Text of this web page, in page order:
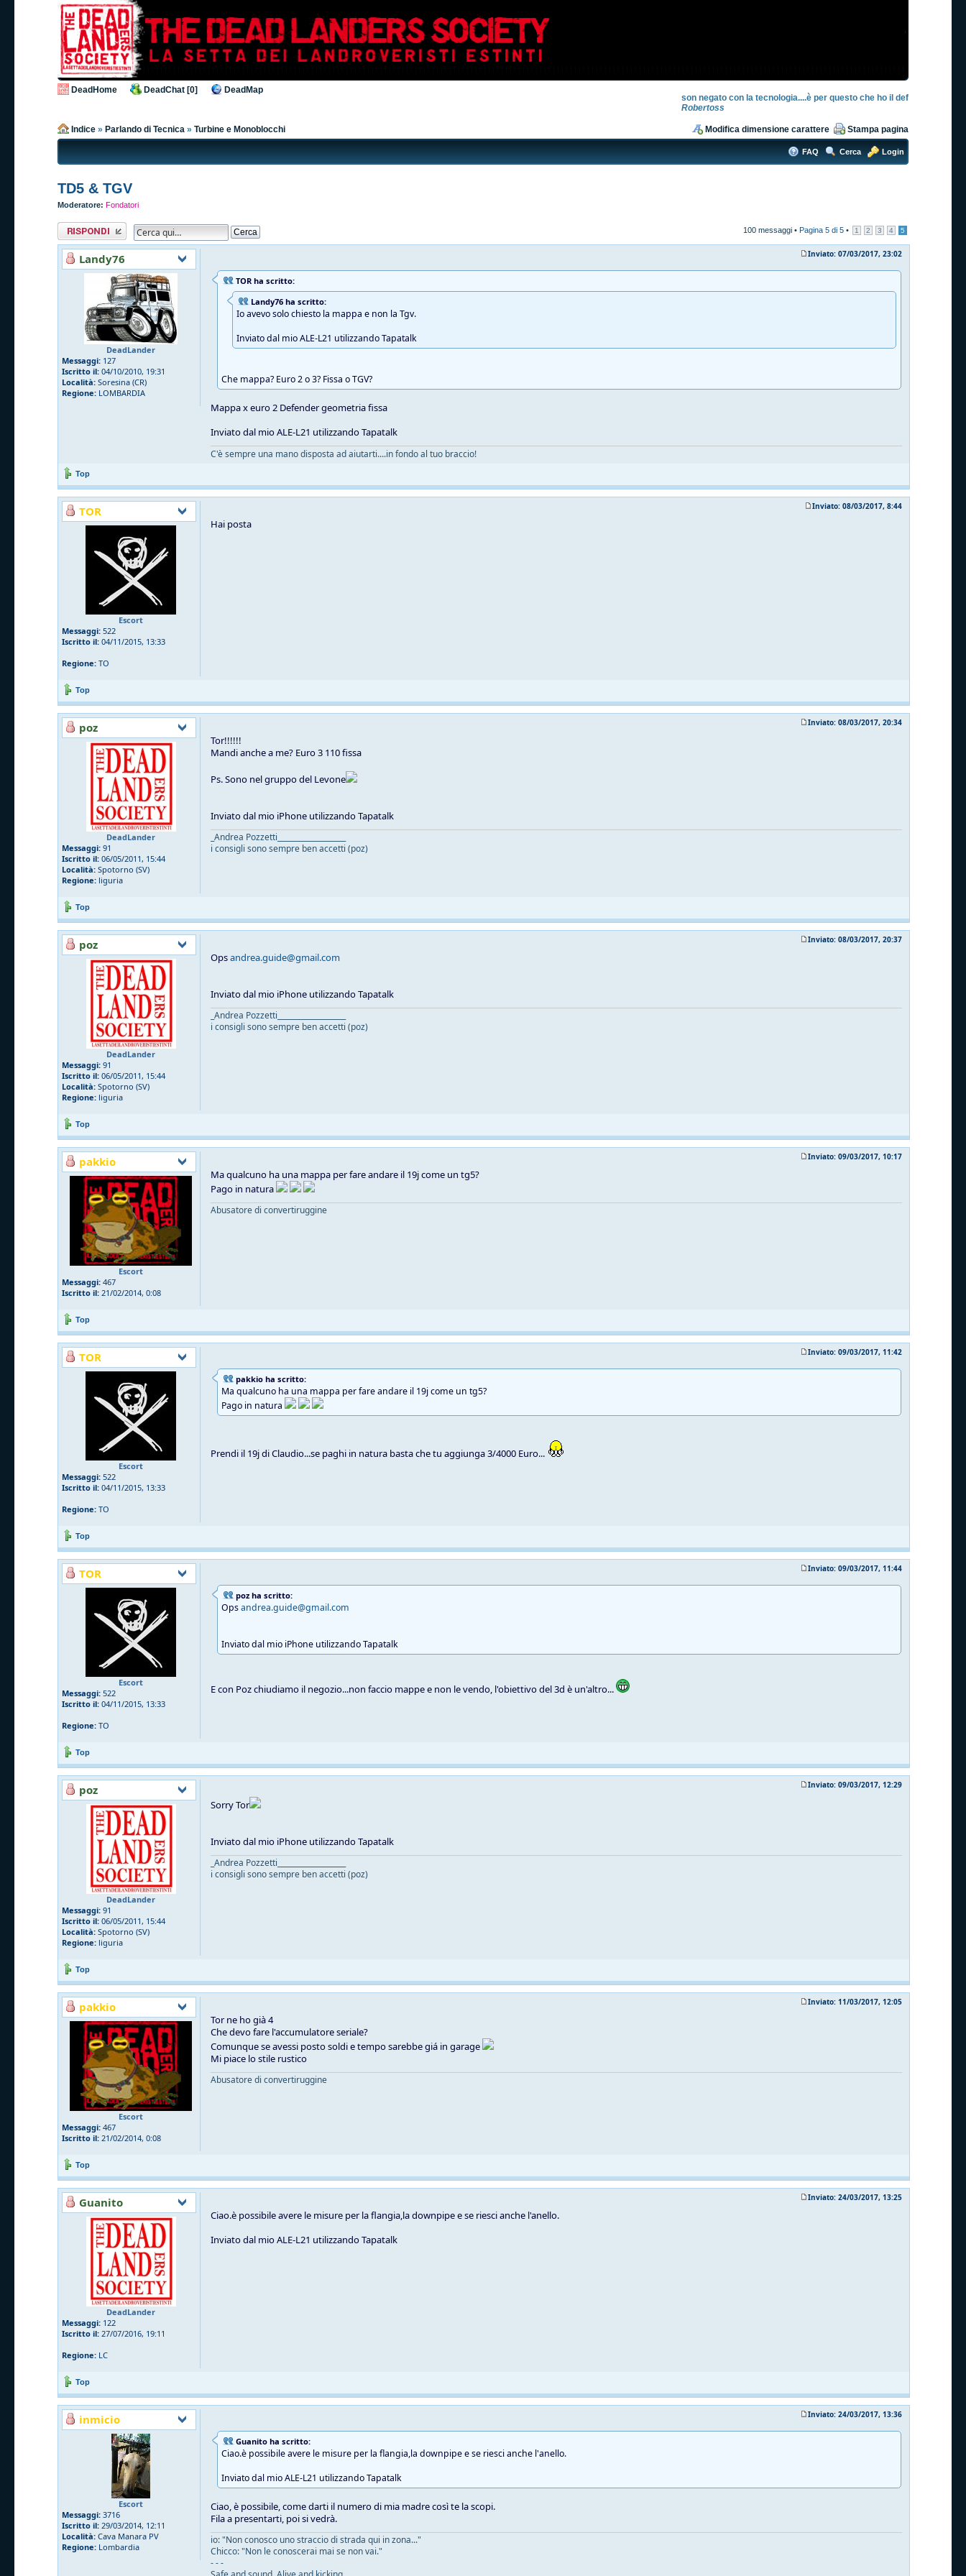
DeadHome DeadChat [0] DeadMap
son negato con la tecnologia....è per questo che ho il def
Robertoss
Indice » Parlando di Tecnica » Turbine e Monoblocchi Modifica dimensione carattere Stampa pagina
FAQ Cerca Login
TD5 & TGV
Moderatore: Fondatori
Rispondi al
messaggio
100 messaggi • Pagina 5 di 5 • 1 2 3 4 5
Landy76
DeadLander
Messaggi: 127
Iscritto il: 04/10/2010, 19:31
Località: Soresina (CR)
Regione: LOMBARDIA
Inviato: 07/03/2017, 23:02
TOR ha scritto:
Landy76 ha scritto:
Io avevo solo chiesto la mappa e non la Tgv.
Inviato dal mio ALE-L21 utilizzando Tapatalk
Che mappa? Euro 2 o 3? Fissa o TGV?
Mappa x euro 2 Defender geometria fissa
Inviato dal mio ALE-L21 utilizzando Tapatalk
C'è sempre una mano disposta ad aiutarti....in fondo al tuo braccio!
Top
TOR
Escort
Messaggi: 522
Iscritto il: 04/11/2015, 13:33
Regione: TO
Inviato: 08/03/2017, 8:44
Hai posta
Top
poz
DeadLander
Messaggi: 91
Iscritto il: 06/05/2011, 15:44
Località: Spotorno (SV)
Regione: liguria
Inviato: 08/03/2017, 20:34
Tor!!!!!!
Mandi anche a me? Euro 3 110 fissa
Ps. Sono nel gruppo del Levone
Inviato dal mio iPhone utilizzando Tapatalk
_Andrea Pozzetti___________________
i consigli sono sempre ben accetti (poz)
Top
poz
DeadLander
Messaggi: 91
Iscritto il: 06/05/2011, 15:44
Località: Spotorno (SV)
Regione: liguria
Inviato: 08/03/2017, 20:37
Opsandrea.guide@gmail.com
Inviato dal mio iPhone utilizzando Tapatalk
_Andrea Pozzetti___________________
i consigli sono sempre ben accetti (poz)
Top
pakkio
Escort
Messaggi: 467
Iscritto il: 21/02/2014, 0:08
Inviato: 09/03/2017, 10:17
Ma qualcuno ha una mappa per fare andare il 19j come un tg5?
Pago in natura
Abusatore di convertiruggine
Top
TOR
Escort
Messaggi: 522
Iscritto il: 04/11/2015, 13:33
Regione: TO
Inviato: 09/03/2017, 11:42
pakkio ha scritto:
Ma qualcuno ha una mappa per fare andare il 19j come un tg5?
Pago in natura
Prendi il 19j di Claudio...se paghi in natura basta che tu aggiunga 3/4000 Euro...
Top
TOR
Escort
Messaggi: 522
Iscritto il: 04/11/2015, 13:33
Regione: TO
Inviato: 09/03/2017, 11:44
poz ha scritto:
Opsandrea.guide@gmail.com
Inviato dal mio iPhone utilizzando Tapatalk
E con Poz chiudiamo il negozio...non faccio mappe e non le vendo, l'obiettivo del 3d è un'altro...
Top
poz
DeadLander
Messaggi: 91
Iscritto il: 06/05/2011, 15:44
Località: Spotorno (SV)
Regione: liguria
Inviato: 09/03/2017, 12:29
Sorry Tor
Inviato dal mio iPhone utilizzando Tapatalk
_Andrea Pozzetti___________________
i consigli sono sempre ben accetti (poz)
Top
pakkio
Escort
Messaggi: 467
Iscritto il: 21/02/2014, 0:08
Inviato: 11/03/2017, 12:05
Tor ne ho già 4
Che devo fare l'accumulatore seriale?
Comunque se avessi posto soldi e tempo sarebbe giá in garage
Mi piace lo stile rustico
Abusatore di convertiruggine
Top
Guanito
DeadLander
Messaggi: 122
Iscritto il: 27/07/2016, 19:11
Regione: LC
Inviato: 24/03/2017, 13:25
Ciao.è possibile avere le misure per la flangia,la downpipe e se riesci anche l'anello.
Inviato dal mio ALE-L21 utilizzando Tapatalk
Top
inmicio
Escort
Messaggi: 3716
Iscritto il: 29/03/2014, 12:11
Località: Cava Manara PV
Regione: Lombardia
Inviato: 24/03/2017, 13:36
Guanito ha scritto:
Ciao.è possibile avere le misure per la flangia,la downpipe e se riesci anche l'anello.
Inviato dal mio ALE-L21 utilizzando Tapatalk
Ciao, è possibile, come darti il numero di mia madre così te la scopi.
Fila a presentarti, poi si vedrà.
io: "Non conosco uno straccio di strada qui in zona..."
Chicco: "Non le conoscerai mai se non vai."
- - -